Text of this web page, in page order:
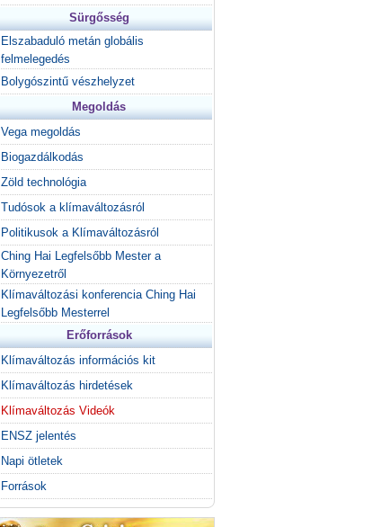
Sürgősség
Elszabaduló metán globális
felmelegedés
Bolygószintű vészhelyzet
Megoldás
Vega megoldás
Biogazdálkodás
Zöld technológia
Tudósok a klímaváltozásról
Politikusok a Klímaváltozásról
Ching Hai Legfelsőbb Mester a
Környezetről
Klímaváltozási konferencia Ching Hai
Legfelsőbb Mesterrel
Erőforrások
Klímaváltozás információs kit
Klímaváltozás hirdetések
Klímaváltozás Videók
ENSZ jelentés
Napi ötletek
Források